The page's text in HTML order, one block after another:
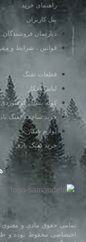
راهنمای خرید
پنل کاربران
دپارتمان فروشندگان
قوانین ، شرایط و
قطعات تفنگ
لباس شکار
کوله پشتی کوهنوردی
خرید ساچمه تفنگ
لوازم شکار
خرید تفنگ بادی
تمامی حقوق مادی و معنوی
اختصاصی محفوظ بوده و